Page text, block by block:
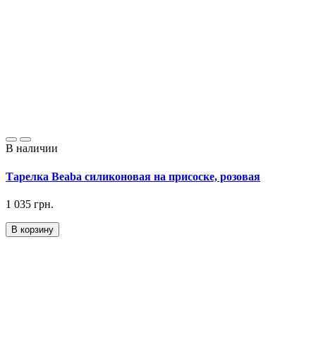
В наличии
Тарелка Beaba силиконовая на присоске, розовая
1 035 грн.
В корзину